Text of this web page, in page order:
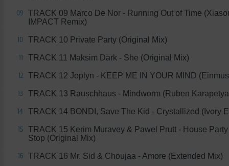
09
TRACK 09 Marco De Nor - Running Out of Time
IMPACT Remix)
10 TRACK 10 Private Party (Original Mix)
11 TRACK 11 Maksim Dark - She (Original Mix)
12 TRACK 12 Joplyn - KEEP ME IN YOUR MIND
13 TRACK 13 Rauschhaus - Mindworm (Ruben
14 TRACK 14 BONDI, Save The Kid - Crystallized (Ivory
15
TRACK 15 Kerim Muravey & Pawel Prutt - House
Stop (Original Mix)
16 TRACK 16 Mr. Sid & Choujaa - Amore (Extended Mix)